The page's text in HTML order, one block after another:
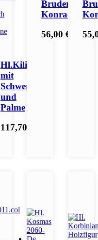
Hl.Kilian
mit
Schwert
und
Palme
117,70 €
Bruder
Konrad
56,00 €